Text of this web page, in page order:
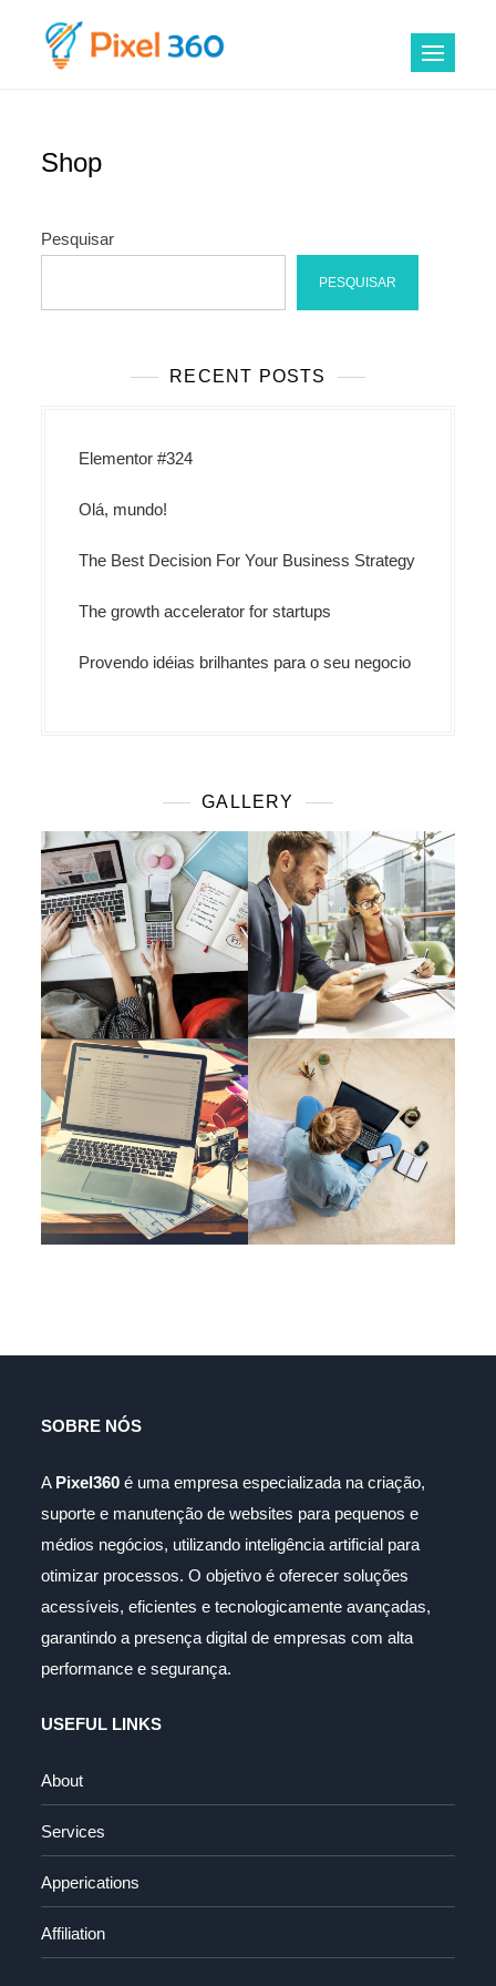
Shop
Pesquisar
PESQUISAR
RECENT POSTS
Elementor #324
Olá, mundo!
The Best Decision For Your Business Strategy
The growth accelerator for startups
Provendo idéias brilhantes para o seu negocio
GALLERY
SOBRE NÓS
A Pixel360 é uma empresa especializada na criação,
suporte e manutenção de websites para pequenos e
médios negócios, utilizando inteligência artificial para
otimizar processos. O objetivo é oferecer soluções
acessíveis, eficientes e tecnologicamente avançadas,
garantindo a presença digital de empresas com alta
performance e segurança.
USEFUL LINKS
About
Services
Apperications
Affiliation